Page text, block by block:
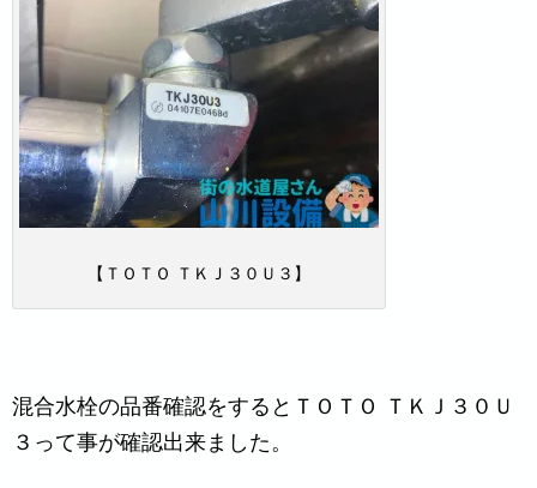
【ＴＯＴＯ ＴＫＪ３０Ｕ３】
混合水栓の品番確認をするとＴＯＴＯ ＴＫＪ３０Ｕ
３って事が確認出来ました。